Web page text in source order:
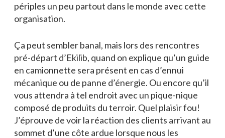
périples un peu partout dans le monde avec cette
organisation.
Ça peut sembler banal, mais lors des rencontres
pré-départ d’Ekilib, quand on explique qu’un guide
en camionnette sera présent en cas d’ennui
mécanique ou de panne d’énergie. Ou encore qu’il
vous attendra à tel endroit avec un pique-nique
composé de produits du terroir. Quel plaisir fou!
J’éprouve de voir la réaction des clients arrivant au
sommet d’une côte ardue lorsque nous les